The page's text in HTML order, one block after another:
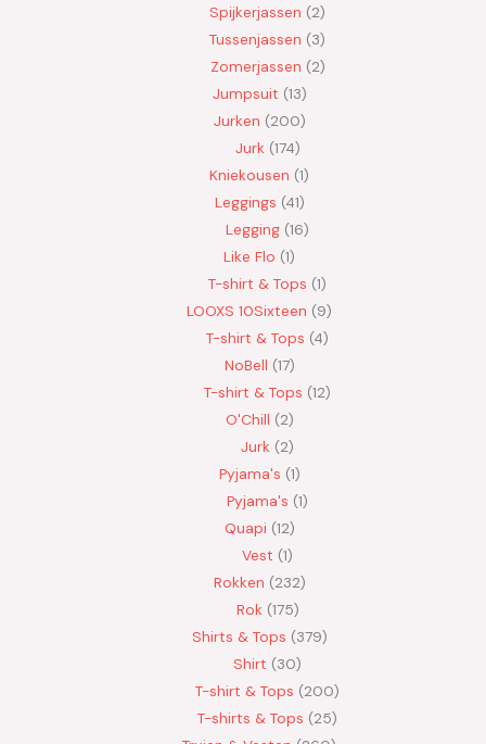
Spijkerjassen
2
Tussenjassen
3
Zomerjassen 2
Jumpsuit 13
Jurken 200
Jurk 174
Kniekousen 1
Leggings 41
Legging 16
Like Flo 1
T-shirt & Tops 1
LOOXS 10Sixteen
9
T-shirt & Tops 4
NoBell 17
T-shirt & Tops 12
O'Chill 2
Jurk
2
Pyjama's 1
Pyjama's 1
Quapi 12
Vest 1
Rokken 232
Rok 175
Shirts & Tops 379
Shirt
30
T-shirt & Tops
200
T-shirts & Tops
25